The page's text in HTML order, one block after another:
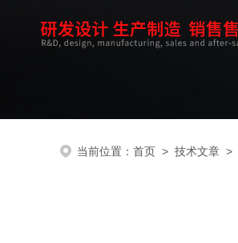
当前位置： 首页 > 技术文章 >